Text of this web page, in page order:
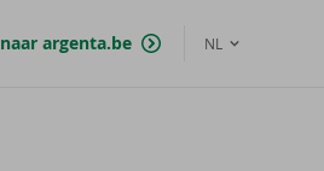
naar argenta.be NL